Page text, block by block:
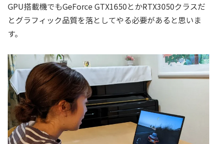
GPU搭載機でもGeForce GTX1650とかRTX3050クラスだ
とグラフィック品質を落としてやる必要があると思いま
す。